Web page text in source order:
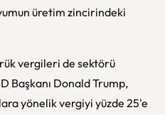
üretim zincirindeki
vergileri de sektörü
Başkanı Donald Trump,
yönelik vergiyi yüzde 25'e